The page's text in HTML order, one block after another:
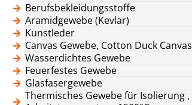
Berufsbekleidungsstoffe
Aramidgewebe (Kevlar)
Kunstleder
Canvas Gewebe, Cotton Duck Canvas
Wasserdichtes Gewebe
Feuerfestes Gewebe
Glasfasergewebe
Thermisches Gewebe für Isolierung ,